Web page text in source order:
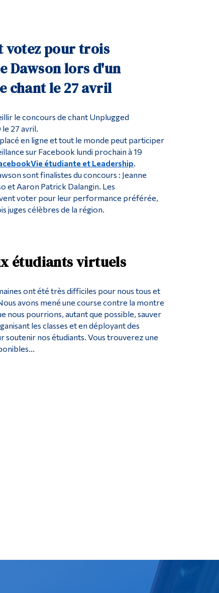
votez pour trois
Dawson lors d'un
chant le 27 avril
le concours de chant Unplugged
27 avril.
en ligne et tout le monde peut participer
sur Facebook lundi prochain à 19
étudiante et Leadership.
sont finalistes du concours : Jeanne
et Aaron Patrick Dalangin. Les
voter pour leur performance préférée,
juges célèbres de la région.
étudiants virtuels
ont été très difficiles pour nous tous et
avons mené une course contre la montre
nous pourrions, autant que possible, sauver
les classes et en déployant des
soutenir nos étudiants. Vous trouverez une
principal
vie à Dawson
vous êtes
étudiants
actuels
enseignant et personnel administratif
et visiteur·euses